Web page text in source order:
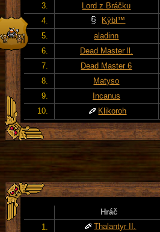
3.
Lord z Bráčku
4.
Kýbl™
5.
aladinn
6.
Dead Master ll.
7.
Dead Master 6
8.
Matyso
9.
Incanus
10.
Klikoroh
Hráč
1.
Thalantyr II.